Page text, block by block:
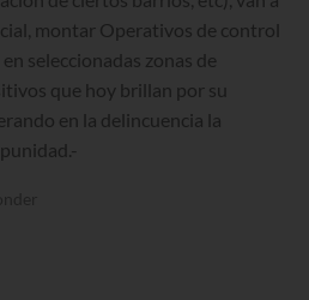
montar Operativos de control
seleccionadas zonas de
que hoy brillan por su
en la delincuencia la